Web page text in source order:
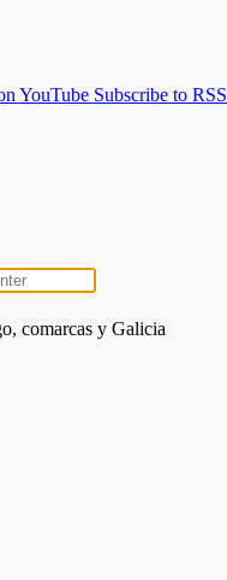
YouTube Subscribe to RSS
comarcas y Galicia